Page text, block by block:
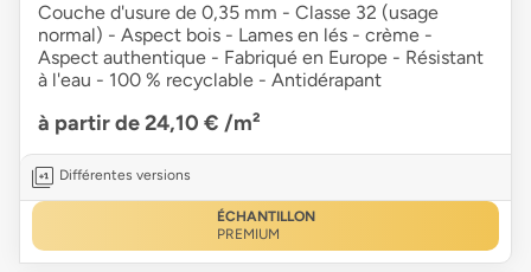
Couche d'usure de 0,35 mm - Classe 32 (usage
normal) - Aspect bois - Lames en lés - crème -
Aspect authentique - Fabriqué en Europe - Résistant
à l'eau - 100 % recyclable - Antidérapant
à partir de 24,10 € /m²
Différentes versions
ÉCHANTILLON
PREMIUM